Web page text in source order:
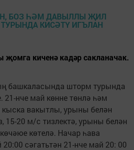
җомга киченә кадәр сакланачак.
башкаласында шторм турында
21-нче май көнне төнлә һәм
кыска вакытлы, урыны белән
15-20 м/с тизлектә, урыны белән
көтелә. Начар һава
сәгатьтән 21-нче май 20: 00